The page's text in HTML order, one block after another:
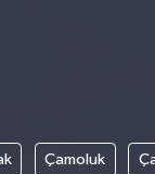
Çamoluk